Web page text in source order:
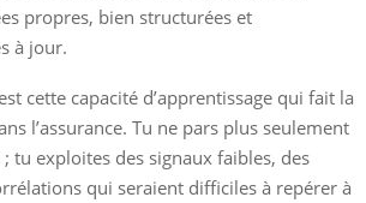
propres, bien structurées et
à jour.
cette capacité d’apprentissage qui fait la
l’assurance. Tu ne pars plus seulement
tu exploites des signaux faibles, des
qui seraient difficiles à repérer à